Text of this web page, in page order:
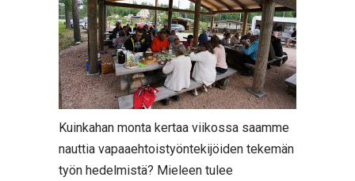
Kuinkahan monta kertaa viikossa saamme
nauttia vapaaehtoistyöntekijöiden tekemän
työn hedelmistä? Mieleen tulee